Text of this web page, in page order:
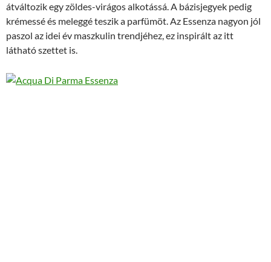
átváltozik egy zöldes-virágos alkotássá. A bázisjegyek pedig
krémessé és meleggé teszik a parfümöt. Az Essenza nagyon jól
paszol az idei év maszkulin trendjéhez, ez inspirált az itt
látható szettet is.